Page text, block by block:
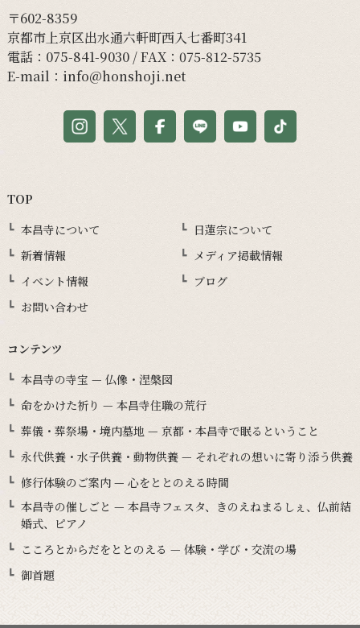
〒602-8359
京都市上京区出水通六軒町西入七番町341
電話： 075-841-9030/ FAX：075-812-5735
E-mail： info@honshoji.net
TOP
本昌寺について
日蓮宗について
新着情報
メディア掲載情報
イベント情報
ブログ
お問い合わせ
コンテンツ
本昌寺の寺宝 — 仏像・涅槃図
命をかけた祈り — 本昌寺住職の荒行
葬儀・葬祭場・境内墓地 — 京都・本昌寺で眠るということ
永代供養・水子供養・動物供養 — それぞれの想いに寄り添う供養
修行体験のご案内 — 心をととのえる時間
本昌寺の催しごと — 本昌寺フェスタ、きのえねまるしぇ、仏前結
婚式、ピアノ
こころとからだをととのえる — 体験・学び・交流の場
御首題